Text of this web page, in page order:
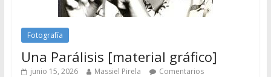
Fotografía
Una Parálisis [material gráfico]
junio 15, 2026 Massiel Pirela
Comentarios